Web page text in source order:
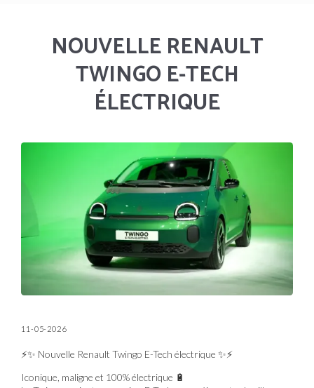
NOUVELLE RENAULT
TWINGO E-TECH
ÉLECTRIQUE
11-05-2026
⚡✨ Nouvelle Renault Twingo E-Tech électrique ✨⚡
Iconique, maligne et 100% électrique 🔋